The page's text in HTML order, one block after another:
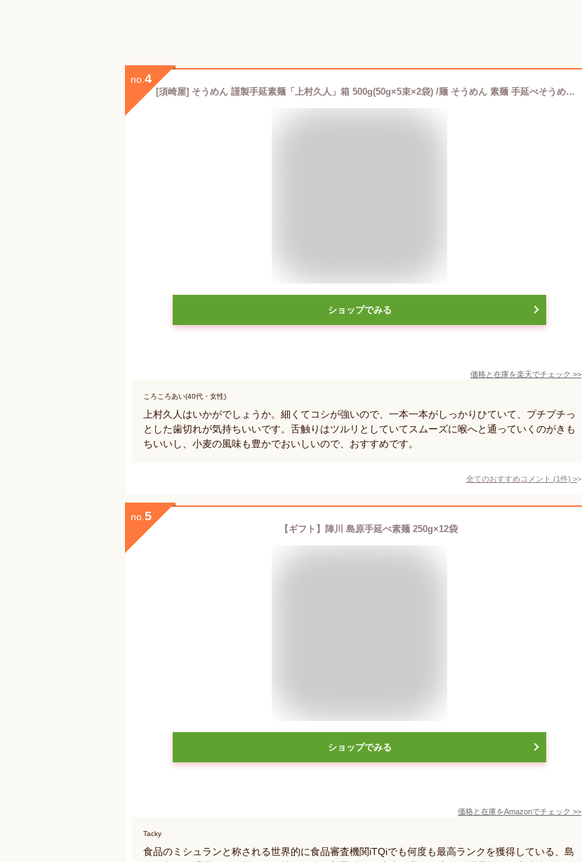
no. 4
[須崎屋] そうめん 謹製手延素麺「上村久人」箱 500g(50g×5束×2袋) /麺 そうめん 素麺 手延べそうめん 長崎県 島原 上村製麺 乾麺 須崎屋 手延素麺 伝統 ものづくり 島原素麺 謹製手延素麺 国産小麦 お土産 伝統技法
ショップでみる
価格と在庫を楽天でチェック >>
ころころあい(40代・女性)
上村久人はいかがでしょうか。細くてコシが強いので、一本一本がしっかりひていて、プチプチっ
とした歯切れが気持ちいいです。舌触りはツルリとしていてスムーズに喉へと通っていくのがきも
ちいいし、小麦の風味も豊かでおいしいので、おすすめです。
全てのおすすめコメント (1件) >
no. 5
【ギフト】陣川 島原手延べ素麺 250g×12袋
ショップでみる
価格と在庫をAmazonでチェック >>
Tacky
食品のミシュランと称される世界的に食品審査機関iTQiでも何度も最高ランクを獲得している、島